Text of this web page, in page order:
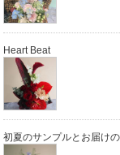
Heart Beat
初夏のサンプルとお届け